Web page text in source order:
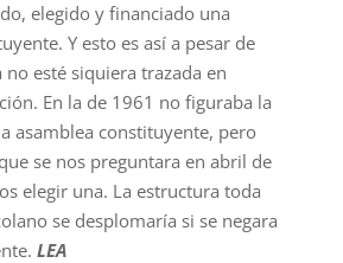
elegido y financiado una
Y esto es así a pesar de
no esté siquiera trazada en
En la de 1961 no figuraba la
asamblea constituyente, pero
se nos preguntara en abril de
elegir una. La estructura toda
se desplomaría si se negara
LEA